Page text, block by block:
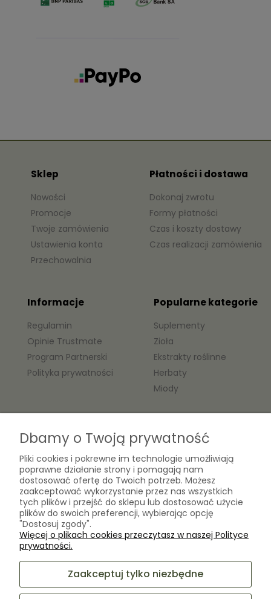
Laboratorium Zielarza Sp. z
o.o.
ul. Kopernika 10A
05-825 Grodzisk Mazowiecki
sklep@laboratoriumzielarza.pl
Sklep
Nowości
Promocje
Twoje zamówienia
Ustawienia konta
Przechowalnia
Płatności i dostawa
Dokonaj zwrotu
Formy płatności
Czas i koszty dostawy
Czas realizacji zamówienia
Informacje
Regulamin
Opinie Trustmate
Program Partnerski
Polityka prywatności
Popularne kategorie
Suplementy
Zioła
Ekstrakty roślinne
Herbaty
Miody
O nas
Kontakt
Biogram Henryk Różański
Blog
O firmie
Dbamy o Twoją prywatność
Pliki cookies i pokrewne im technologie umożliwiają
poprawne działanie strony i pomagają nam
dostosować ofertę do Twoich potrzeb. Możesz
zaakceptować wykorzystanie przez nas wszystkich
tych plików i przejść do sklepu lub dostosować użycie
plików do swoich preferencji, wybierając opcję
"Dostosuj zgody".
Więcej o plikach cookies przeczytasz w naszej Polityce
prywatności.
Zaakceptuj tylko niezbędne